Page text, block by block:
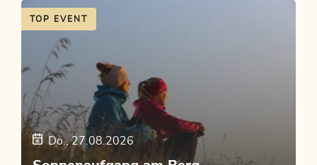
TOP EVENT
Do., 27.08.2026